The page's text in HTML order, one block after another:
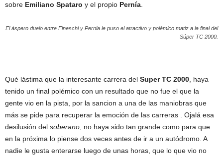
sobre Emiliano Spataro y el propio Pernía
El áspero duelo entre Fineschi y Pernia le puso el atractivo y polémico matiz a la final del
Súper TC 2000.
Qué lástima que la interesante carrera del Super TC 2000 , haya
tenido un final polémico con un resultado que no fue el que la
gente vio en la pista, por la sancion a una de las maniobras que
más se pide para recuperar la emoción de las carreras . Ojalá esa
desilusión del soberano , no haya sido tan grande como para que
en la próxima lo piense dos veces antes de ir a un autódromo. A
nadie le gusta enterarse luego de unas horas, que lo que vio no